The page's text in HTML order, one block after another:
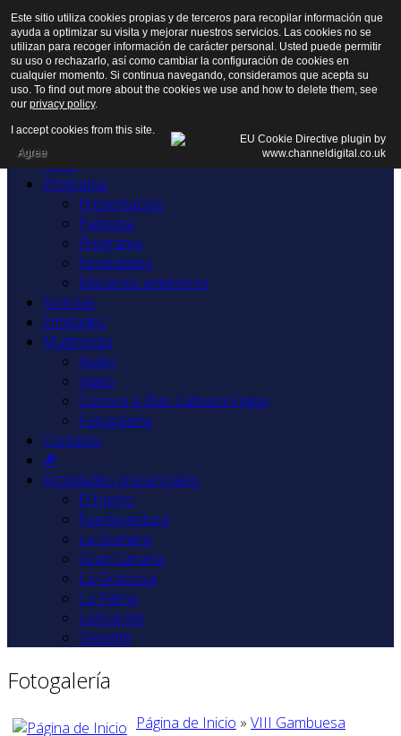
Inicio
Programa
Presentación
Participa
Programa
Novedades
Ediciones anteriores
Noticias
Entidades
Multimedia
Audio
Vídeo
Conoce a Blas Cabrera Felipe
Fotogalería
Contacto
🔎
Actividades presenciales
El Hierro
Fuerteventura
La Gomera
Gran Canaria
La Graciosa
La Palma
Lanzarote
Tenerife
Fotogalería
Página de Inicio » VIII Gambuesa
Este sitio utiliza cookies propias y de terceros para recopilar información que
ayuda a optimizar su visita y mejorar nuestros servicios. Las cookies no se
utilizan para recoger información de carácter personal. Usted puede permitir
su uso o rechazarlo, así como cambiar la configuración de cookies en
cualquier momento. Si continua navegando, consideramos que acepta su
uso. To find out more about the cookies we use and how to delete them, see
our privacy policy.
I accept cookies from this site.
Agree